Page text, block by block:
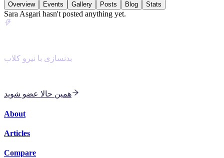
Overview
Events Gallery Posts Blog Stats
Sara Asgari hasn't posted anything yet.
بدنسازی با نیرو کلاب
همین حالا عضو شوید
About
Articles
Compare